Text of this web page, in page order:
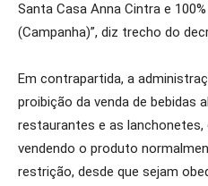
Santa Casa Anna Cintra e
(Campanha)”, diz trecho do
Em contrapartida, a
proibição da venda de bebidas
restaurantes e as
vendendo o produto
restrição, desde que sejam